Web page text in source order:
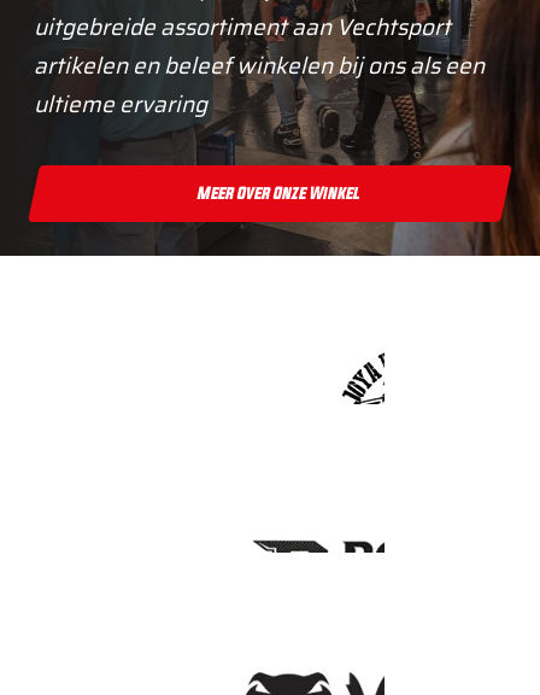
uitgebreide assortiment aan Vechtsport
artikelen en beleef winkelen bij ons als een
ultieme ervaring
Meer Over Onze Winkel